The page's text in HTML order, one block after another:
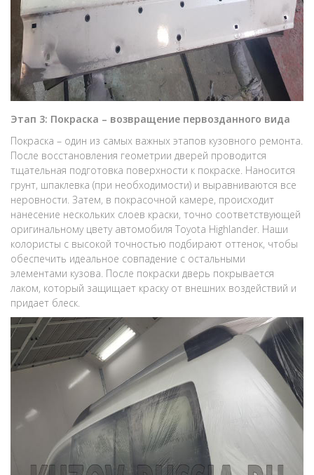
Этап 3: Покраска – возвращение первозданного вида
Покраска – один из самых важных этапов кузовного ремонта.
После восстановления геометрии дверей проводится
тщательная подготовка поверхности к покраске. Наносится
грунт, шпаклевка (при необходимости) и выравниваются все
неровности. Затем, в покрасочной камере, происходит
нанесение нескольких слоев краски, точно соответствующей
оригинальному цвету автомобиля Toyota Highlander. Наши
колористы с высокой точностью подбирают оттенок, чтобы
обеспечить идеальное совпадение с остальными
элементами кузова. После покраски дверь покрывается
лаком, который защищает краску от внешних воздействий и
придает блеск.